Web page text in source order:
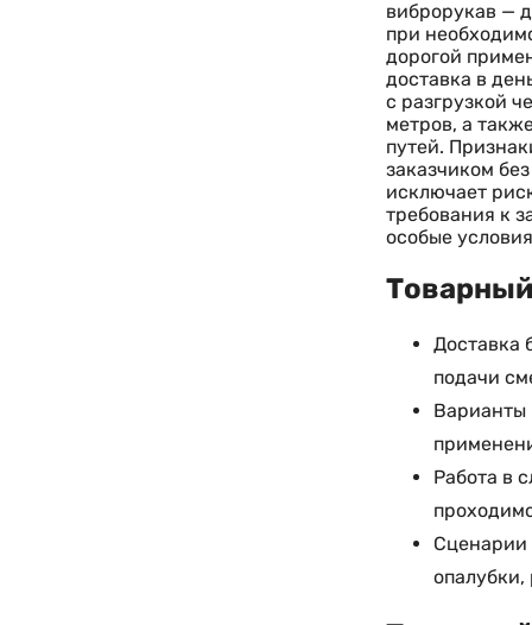
виброрукав —
при
дорогой
доставка в
с разгрузкой
метров, а
путей.
заказчиком
исключает
требования к
особые
Доставка
подачи
Варианты
Работа в
Сценарии
опалубки,